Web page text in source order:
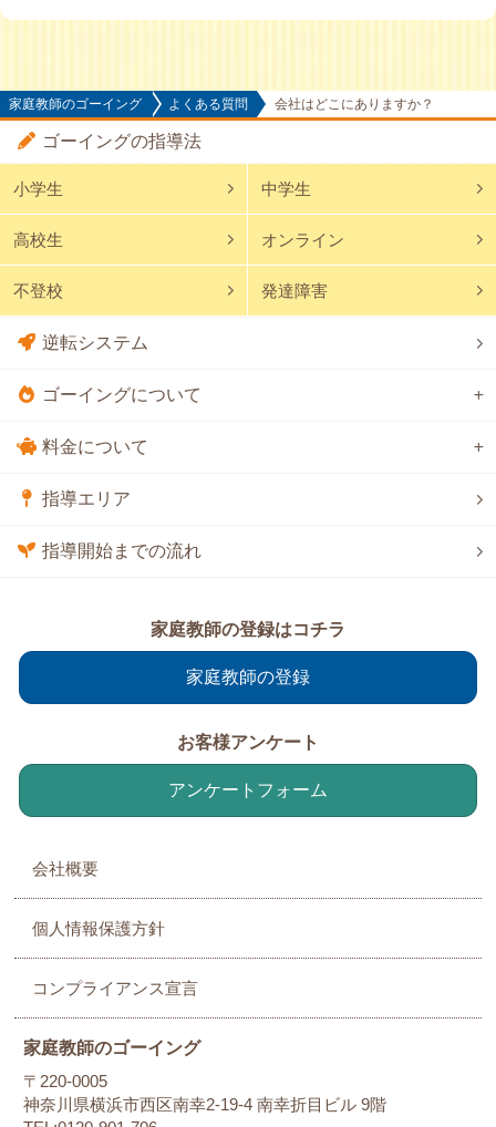
家庭教師のゴーイング よくある質問 会社はどこにありますか？
ゴーイングの指導法
小学生 中学生
高校生 オンライン
不登校 発達障害
逆転システム
ゴーイングについて
料金について
指導エリア
指導開始までの流れ
家庭教師のゴーイング
〒220-0005
神奈川県横浜市西区南幸2-19-4 南幸折目ビル 9階
会社概要
個人情報保護方針
コンプライアンス宣言
家庭教師の登録はコチラ
家庭教師の登録
お客様アンケート
アンケートフォーム